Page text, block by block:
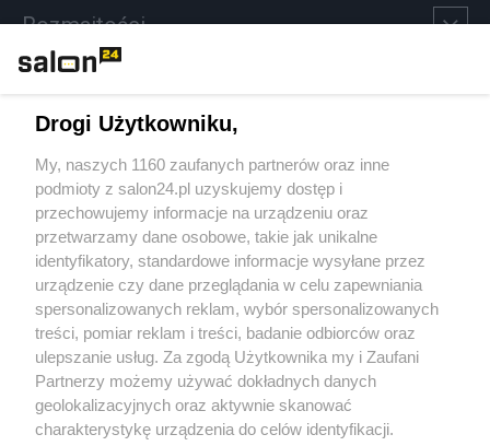
Rozmaitości
Sport
Społeczeństwo
Kultura
X Facebook Instagram Youtube
Drogi Użytkowniku,
My, naszych 1160 zaufanych partnerów oraz inne
podmioty z salon24.pl uzyskujemy dostęp i
przechowujemy informacje na urządzeniu oraz
przetwarzamy dane osobowe, takie jak unikalne
identyfikatory, standardowe informacje wysyłane przez
urządzenie czy dane przeglądania w celu zapewniania
spersonalizowanych reklam, wybór spersonalizowanych
treści, pomiar reklam i treści, badanie odbiorców oraz
ulepszanie usług. Za zgodą Użytkownika my i Zaufani
Partnerzy możemy używać dokładnych danych
geolokalizacyjnych oraz aktywnie skanować
charakterystykę urządzenia do celów identyfikacji.